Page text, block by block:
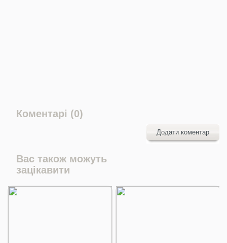
Коментарі (0)
Додати коментар
Вас також можуть
зацікавити